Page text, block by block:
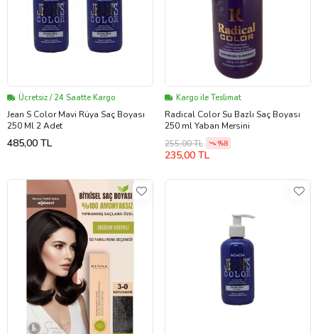
Ücretsiz / 24 Saatte Kargo
Jean S Color Mavi Rüya Saç Boyası
250 Ml 2 Adet
485,00 TL
Kargo ile Teslimat
Radical Color Su Bazlı Saç Boyası
250 ml Yaban Mersini
255,00 TL
%8
235,00 TL